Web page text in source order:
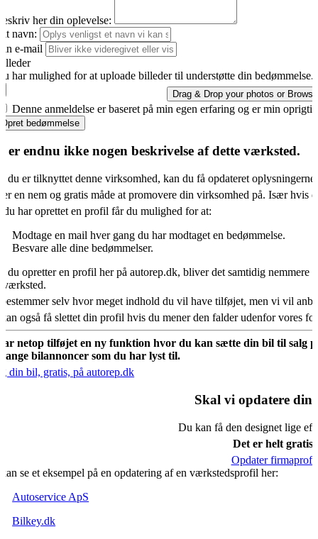
her din oplevelse:
navn:
e-mail
har mulighed for at uploade billeder til understøtte din bedømmelse.
Drag & Drop your photos or Browse
Denne anmeldelse er baseret på min egen erfaring og er min
Opret bedømmelse
er endnu ikke nogen beskrivelse af dette værksted.
du er tilknyttet denne virksomhed, kan du få opdateret oplysningerne.
er en nem og gratis måde at promovere din virksomhed på. Især hvis
du har oprettet en profil får du mulighed for at:
Modtage en mail hver gang du har modtaget en bedømmelse.
Besvare alle dine bedømmelser.
du opretter en profil her på autorep.dk, bliver det samtidig nemmere
selv hvor meget indhold du vil have tilføjet, men vi vil
også få slettet din profil hvis du mener den falder udenfor vores
netop tilføjet en ny funktion hvor du kan sætte din bil til salg
bilannoncer som du har lyst til.
din bil, gratis, på autorep.dk
Skal vi opdatere din
Du kan få den designet lige
Det er helt gratis.
Opdater firmaprofil
se et eksempel på en opdatering af en værkstedsprofil her:
Autoservice ApS
Bilkey.dk